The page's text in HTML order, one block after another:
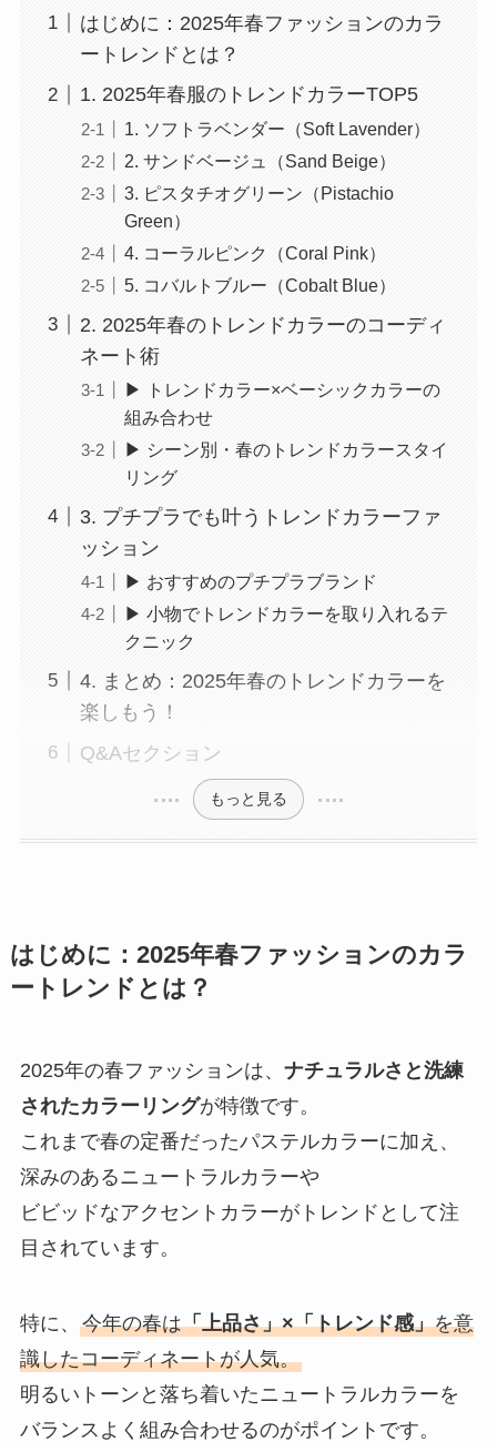
はじめに：2025年春ファッションのカラ
ートレンドとは？
1. 2025年春服のトレンドカラーTOP5
1. ソフトラベンダー（Soft Lavender）
2. サンドベージュ（Sand Beige）
3. ピスタチオグリーン（Pistachio
Green）
4. コーラルピンク（Coral Pink）
5. コバルトブルー（Cobalt Blue）
2. 2025年春のトレンドカラーのコーディ
ネート術
▶ トレンドカラー×ベーシックカラーの
組み合わせ
▶ シーン別・春のトレンドカラースタイ
リング
3. プチプラでも叶うトレンドカラーファ
ッション
▶ おすすめのプチプラブランド
▶ 小物でトレンドカラーを取り入れるテ
クニック
4. まとめ：2025年春のトレンドカラーを
楽しもう！
Q&Aセクション
もっと見る
はじめに：2025年春ファッションのカラ
ートレンドとは？
2025年の春ファッションは、 ナチュラルさと洗練
されたカラーリングが特徴です。
これまで春の定番だったパステルカラーに加え、
深みのあるニュートラルカラーや
ビビッドなアクセントカラーがトレンドとして注
目されています。
特に、 今年の春は「上品さ」×「トレンド感」を意
識したコーディネートが人気。
明るいトーンと落ち着いたニュートラルカラーを
バランスよく組み合わせるのがポイントです。